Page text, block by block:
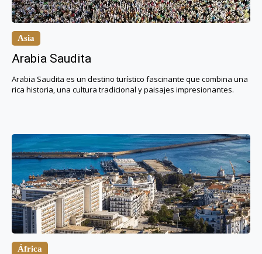
Asia
Arabia Saudita
Arabia Saudita es un destino turístico fascinante que combina una
rica historia, una cultura tradicional y paisajes impresionantes.
África